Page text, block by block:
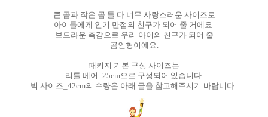
큰 곰과 작은 곰 둘 다 너무 사랑스러운 사이즈로
아이들에게 인기 만점의 친구가 되어 줄 거에요.
보드라운 촉감으로 우리 아이의 친구가 되어 줄
곰인형이에요.
패키지 기본 구성 사이즈는
리틀 베어_25cm으로 구성되어 있습니다.
빅 사이즈_42cm의 수량은 아래 글을 참고해주시기 바랍니다.